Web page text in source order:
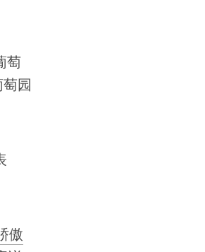
萄
园
傲